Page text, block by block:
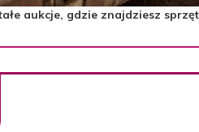
aukcje, gdzie znajdziesz